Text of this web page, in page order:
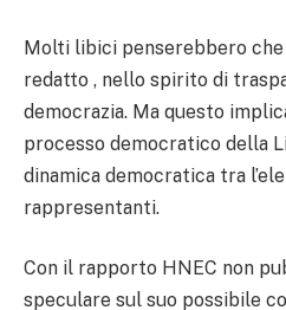
Molti libici penserebbero
redatto , nello spirito di
democrazia. Ma questo
processo democratico della
dinamica democratica tra
rappresentanti.
Con il rapporto HNEC non
speculare sul suo possibile